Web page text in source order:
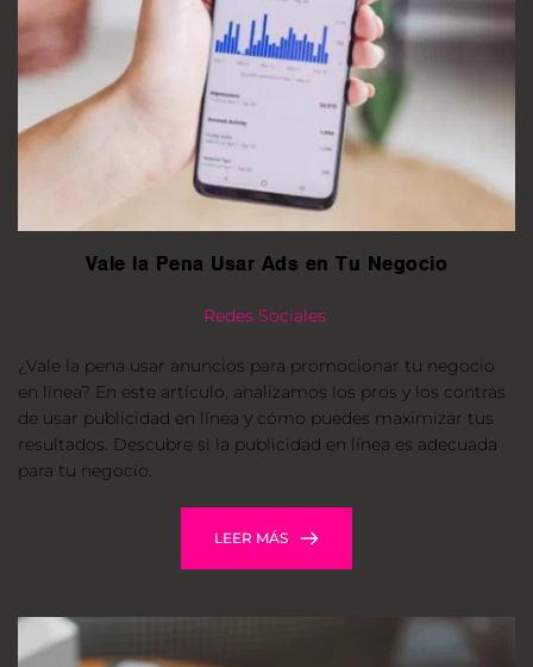
Vale la Pena Usar Ads en Tu Negocio
Redes Sociales
¿Vale la pena usar anuncios para promocionar tu negocio
en línea? En este artículo, analizamos los pros y los contras
de usar publicidad en línea y cómo puedes maximizar tus
resultados. Descubre si la publicidad en línea es adecuada
para tu negocio.
LEER MÁS